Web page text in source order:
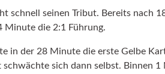
schnell seinen Tribut. Bereits nach
Minute die 2:1 Führung.
in der 28 Minute die erste Gelbe
sich dann selbst. Binnen